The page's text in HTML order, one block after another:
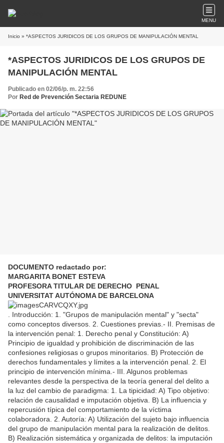
MENU
Inicio » *ASPECTOS JURIDICOS DE LOS GRUPOS DE MANIPULACIÓN MENTAL
*ASPECTOS JURIDICOS DE LOS GRUPOS DE
MANIPULACIÓN MENTAL
Publicado en 02/06/p. m. 22:56
Por Red de Prevención Sectaria REDUNE
DOCUMENTO redactado por:
MARGARITA BONET ESTEVA
PROFESORA TITULAR DE DERECHO PENAL
UNIVERSITAT AUTÓNOMA DE BARCELONA
. Introducción: 1. "Grupos de manipulación mental" y "secta"
como conceptos diversos. 2. Cuestiones previas.- II. Premisas de
la intervención penal: 1. Derecho penal y Constitución: A)
Principio de igualdad y prohibición de discriminación de las
confesiones religiosas o grupos minoritarios. B) Protección de
derechos fundamentales y límites a la intervención penal. 2. El
principio de intervención mínima.- III. Algunos problemas
relevantes desde la perspectiva de la teoría general del delito a
la luz del cambio de paradigma: 1. La tipicidad: A) Tipo objetivo:
relación de causalidad e imputación objetiva. B) La influencia y
repercusión típica del comportamiento de la víctima
colaboradora. 2. Autoría: A) Utilización del sujeto bajo influencia
del grupo de manipulación mental para la realización de delitos.
B) Realización sistemática y organizada de delitos: la imputación